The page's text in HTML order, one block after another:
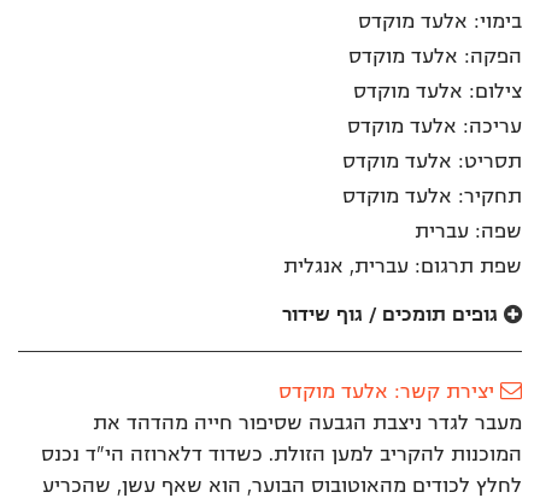
בימוי: אלעד מוקדס
הפקה: אלעד מוקדס
צילום: אלעד מוקדס
עריכה: אלעד מוקדס
תסריט: אלעד מוקדס
תחקיר: אלעד מוקדס
שפה: עברית
שפת תרגום: עברית, אנגלית
גופים תומכים / גוף שידור
יצירת קשר: אלעד מוקדס
מעבר לגדר ניצבת הגבעה שסיפור חייה מהדהד את
המוכנות להקריב למען הזולת. כשדוד דלארוזה הי"ד נכנס
לחלץ לכודים מהאוטובוס הבוער, הוא שאף עשן, שהכריע